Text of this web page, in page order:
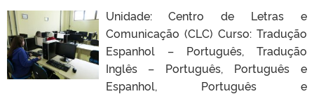
Unidade: Centro de Letras e
Comunicação (CLC) Curso: Tradução
Espanhol – Português, Tradução
Inglês – Português, Português e
Espanhol, Português e